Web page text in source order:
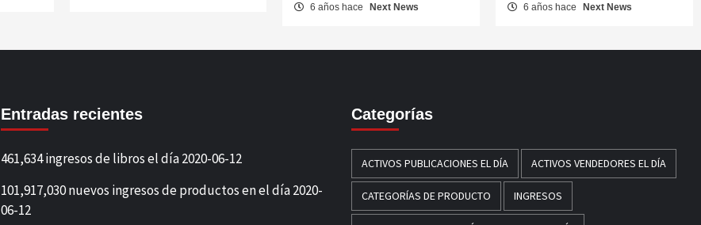
6 años hace Next News 6 años hace Next News
Entradas recientes
461,634 ingresos de libros el día 2020-06-12
101,917,030 nuevos ingresos de productos en el día 2020-
06-12
Categorías
ACTIVOS PUBLICACIONES EL DÍA ACTIVOS VENDEDORES EL DÍA
CATEGORÍAS DE PRODUCTO INGRESOS